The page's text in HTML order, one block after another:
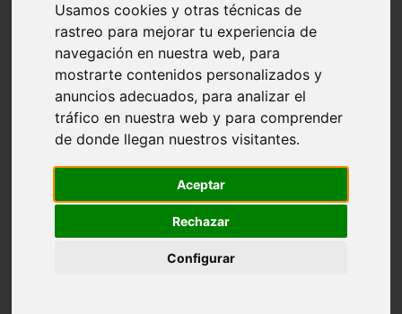
Usamos cookies y otras técnicas de
rastreo para mejorar tu experiencia de
navegación en nuestra web, para
mostrarte contenidos personalizados y
anuncios adecuados, para analizar el
tráfico en nuestra web y para comprender
de donde llegan nuestros visitantes.
Aceptar
Rechazar
Configurar
bienestar
peque os mam feros
verano
legislaci n
peluquer a
accesorios
peluquer a canina
complementos
consejos
abandono
ferias